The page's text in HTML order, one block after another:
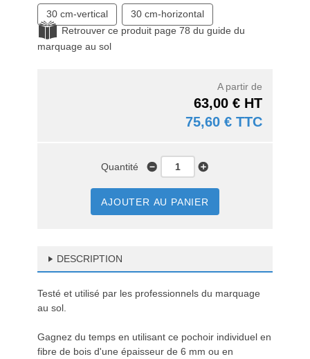
30 cm-vertical
30 cm-horizontal
Retrouver ce produit page 78 du guide du
marquage au sol
A partir de
63,00 € HT
75,60 € TTC
Quantité
AJOUTER AU PANIER
DESCRIPTION
Testé et utilisé par les professionnels du marquage
au sol.
Gagnez du temps en utilisant ce pochoir individuel en
fibre de bois d'une épaisseur de 6 mm ou en